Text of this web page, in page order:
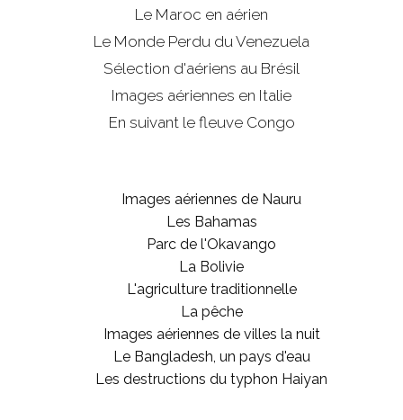
Le Maroc en aérien
Le Monde Perdu du Venezuela
Sélection d'aériens au Brésil
Images aériennes en Italie
En suivant le fleuve Congo
Images aériennes de Nauru
Les Bahamas
Parc de l'Okavango
La Bolivie
L'agriculture traditionnelle
La pêche
Images aériennes de villes la nuit
Le Bangladesh, un pays d'eau
Les destructions du typhon Haiyan